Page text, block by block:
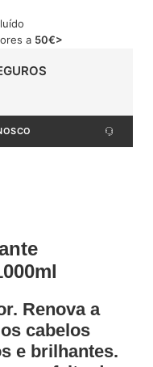
a 50€>
Renova a
cabelos
e brilhantes.